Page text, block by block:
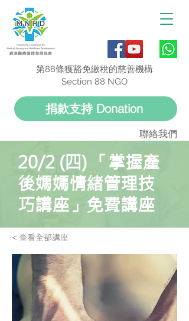
聯絡我們
捐款支持 Donation
第88條獲豁免繳稅的慈善機構
Section 88 NGO
20/2 (四) 「掌握產
後媽媽情緒管理技
巧講座」免費講座
< 查看全部講座